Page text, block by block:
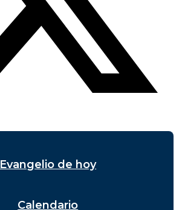
Evangelio de hoy
Calendario